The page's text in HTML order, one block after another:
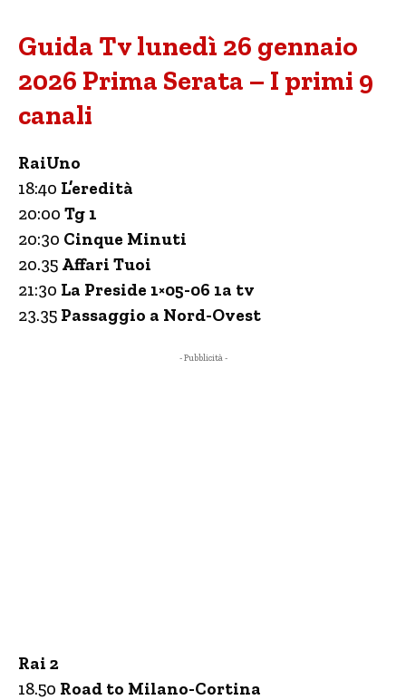
Guida Tv lunedì 26 gennaio
2026 Prima Serata – I primi 9
canali
RaiUno
18:40 L’eredità
20:00 Tg 1
20:30 Cinque Minuti
20.35 Affari Tuoi
21:30 La Preside 1×05-06 1a tv
23.35 Passaggio a Nord-Ovest
- Pubblicità -
Rai 2
18.50 Road to Milano-Cortina